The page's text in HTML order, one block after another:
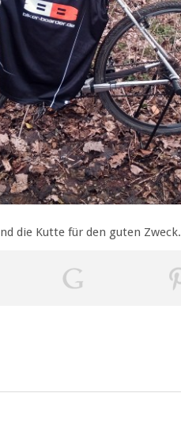
die Kutte für den guten Zweck.